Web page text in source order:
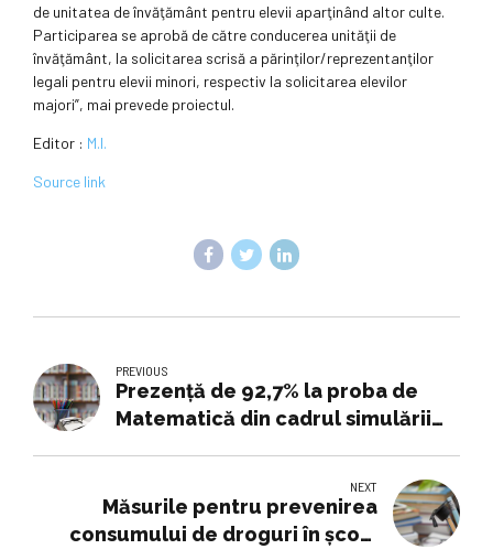
de unitatea de învăţământ pentru elevii aparţinând altor culte.
Participarea se aprobă de către conducerea unităţii de
învăţământ, la solicitarea scrisă a părinţilor/reprezentanţilor
legali pentru elevii minori, respectiv la solicitarea elevilor
majori”, mai prevede proiectul.
Editor : M.I.
Source link
PREVIOUS
Prezență de 92,7% la proba de
Matematică din cadrul simulării
NEXT
Măsurile pentru prevenirea
consumului de droguri în şcoli,